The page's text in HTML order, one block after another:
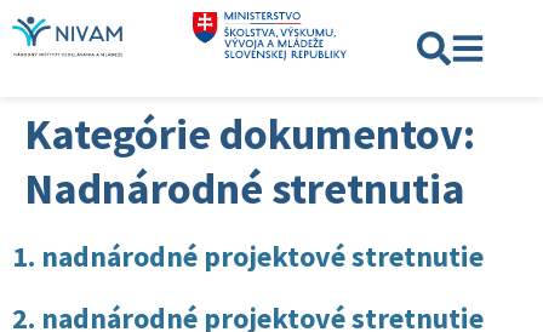
Kategórie dokumentov:
Nadnárodné stretnutia
1. nadnárodné projektové stretnutie
2. nadnárodné projektové stretnutie